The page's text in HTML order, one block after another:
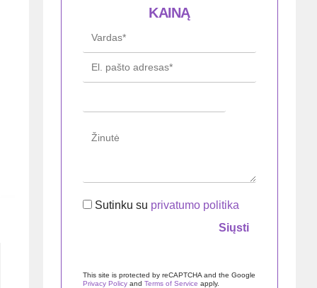
KAINĄ
Sutinku su privatumo politika
This site is protected by reCAPTCHA and the Google
Privacy Policyand Terms of Service apply.